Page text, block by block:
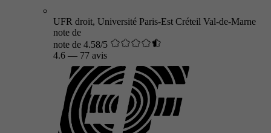
UFR droit, Université Paris-Est Créteil Val-de-Marne
note de
note de 4.58/5
4.6 — 77 avis